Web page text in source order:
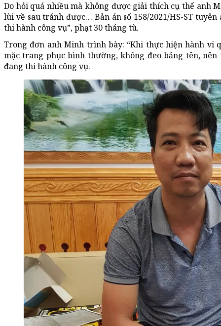
Do hỏi quá nhiều mà không được giải thích cụ thể anh
lùi về sau tránh được… Bản án số 158/2021/HS-ST
thi hành công vụ”, phạt 30 tháng tù.
Trong đơn anh Minh trình bày: “Khi thực hiện hành vi
mặc trang phục bình thường, không đeo bảng tên,
đang thi hành công vụ.